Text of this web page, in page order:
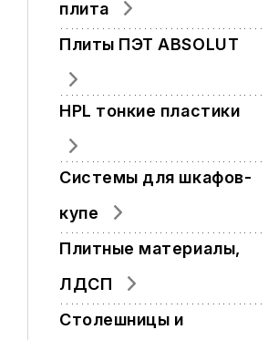
плита
Плиты ПЭТ ABSOLUT
HPL тонкие пластики
Системы для шкафов-
купе
Плитные материалы,
ЛДСП
Столешницы и